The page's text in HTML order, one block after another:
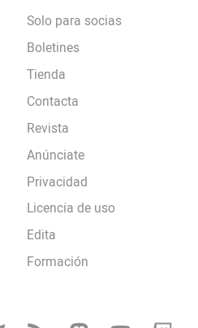
Solo para socias
Boletines
Tienda
Contacta
Revista
Anúnciate
Privacidad
Licencia de uso
Edita
Formación